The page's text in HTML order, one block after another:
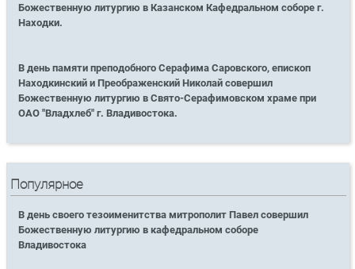
Божественную литургию в Казанском Кафедральном соборе г.
Находки.
В день памяти преподобного Серафима Саровского, епископ
Находкинский и Преображенский Николай совершил
Божественную литургию в Свято-Серафимовском храме при
ОАО "Владхлеб" г. Владивостока.
Популярное
В день своего тезоименитства митрополит Павел совершил
Божественную литургию в кафедральном соборе
Владивостока